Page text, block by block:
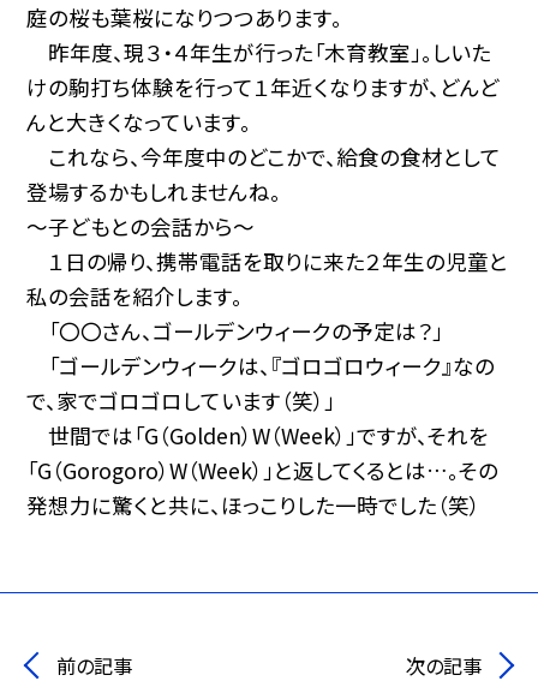
庭の桜も葉桜になりつつあります。
昨年度、現３・４年生が行った「木育教室」。しいた
けの駒打ち体験を行って１年近くなりますが、どんど
んと大きくなっています。
これなら、今年度中のどこかで、給食の食材として
登場するかもしれませんね。
～子どもとの会話から～
１日の帰り、携帯電話を取りに来た２年生の児童と
私の会話を紹介します。
「〇〇さん、ゴールデンウィークの予定は？」
「ゴールデンウィークは、『ゴロゴロウィーク』なの
で、家でゴロゴロしています（笑）」
世間では「G（Golden）W（Week）」ですが、それを
「G（Gorogoro）W（Week）」と返してくるとは…。その
発想力に驚くと共に、ほっこりした一時でした（笑）
前の記事 次の記事